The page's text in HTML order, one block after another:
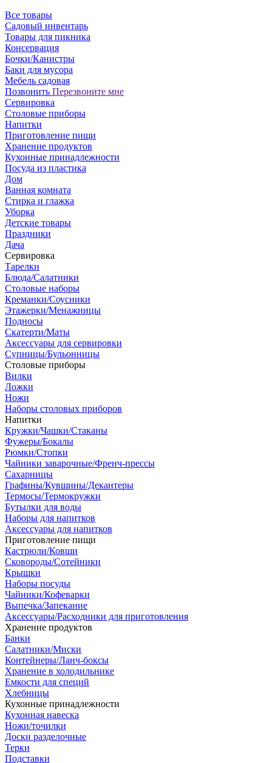
Все товары
Садовый инвентарь
Товары для пикника
Консервация
Бочки/Канистры
Баки для мусора
Мебель садовая
Позвонить Перезвоните мне
Сервировка
Столовые приборы
Напитки
Приготовление пищи
Хранение продуктов
Кухонные принадлежности
Посуда из пластика
Дом
Ванная комната
Стирка и глажка
Уборка
Детские товары
Праздники
Дача
Сервировка
Тарелки
Блюда/Салатники
Столовые наборы
Креманки/Соусники
Этажерки/Менажницы
Подносы
Скатерти/Маты
Аксессуары для сервировки
Супницы/Бульонницы
Столовые приборы
Вилки
Ложки
Ножи
Наборы столовых приборов
Напитки
Кружки/Чашки/Стаканы
Фужеры/Бокалы
Рюмки/Стопки
Чайники заварочные/Френч-прессы
Сахарницы
Графины/Кувшины/Декантеры
Термосы/Термокружки
Бутылки для воды
Наборы для напитков
Аксессуары для напитков
Приготовление пищи
Кастрюли/Ковши
Сковороды/Сотейники
Крышки
Наборы посуды
Чайники/Кофеварки
Выпечка/Запекание
Аксессуары/Расходники для приготовления
Хранение продуктов
Банки
Салатники/Миски
Контейнеры/Ланч-боксы
Хранение в холодильнике
Емкости для специй
Хлебницы
Кухонные принадлежности
Кухонная навеска
Ножи/точилки
Доски разделочные
Терки
Подставки